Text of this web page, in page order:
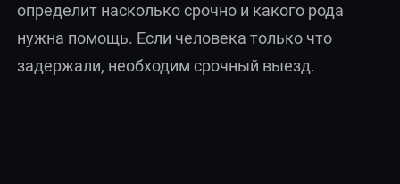
определит насколько срочно и какого рода
нужна помощь. Если человека только что
задержали, необходим срочный выезд.